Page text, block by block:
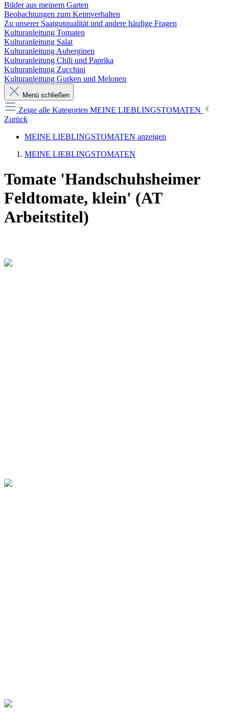
Bilder aus meinem Garten
Beobachtungen zum Keimverhalten
Zu unserer Saatgutqualität und andere häufige Fragen
Kulturanleitung Tomaten
Kulturanleitung Salat
Kulturanleitung Auberginen
Kulturanleitung Chili und Paprika
Kulturanleitung Zucchini
Kulturanleitung Gurken und Melonen
Menü schließen
Zeige alle Kategorien MEINE LIEBLINGSTOMATEN
Zurück
MEINE LIEBLINGSTOMATEN anzeigen
MEINE LIEBLINGSTOMATEN
Tomate 'Handschuhsheimer
Feldtomate, klein' (AT
Arbeitstitel)